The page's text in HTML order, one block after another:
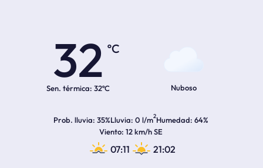
32
ºC
Sen. térmica: 32ºC Nuboso
Prob. lluvia 35%Lluvia 0 l/m2Humedad 64%
Viento 12 km/h SE
07:11 21:02